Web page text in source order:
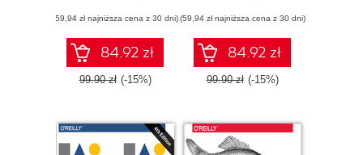
(59,94 zł najniższa cena z 30 dni)
84.92 zł
99.90 zł (-15%)
Teams
(59,94 zł najniższa cena z 30 dni)
84.92 zł
99.90 zł (-15%)